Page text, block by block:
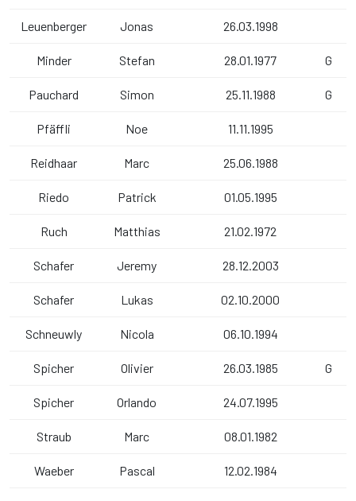
Leuenberger Jonas 26.03.1998
Minder Stefan 28.01.1977 G
Pauchard Simon 25.11.1988 G
Pfäffli Noe 11.11.1995
Reidhaar Marc 25.06.1988
Riedo Patrick 01.05.1995
Ruch Matthias 21.02.1972
Schafer Jeremy 28.12.2003
Schafer Lukas 02.10.2000
Schneuwly Nicola 06.10.1994
Spicher Olivier 26.03.1985 G
Spicher Orlando 24.07.1995
Straub Marc 08.01.1982
Waeber Pascal 12.02.1984